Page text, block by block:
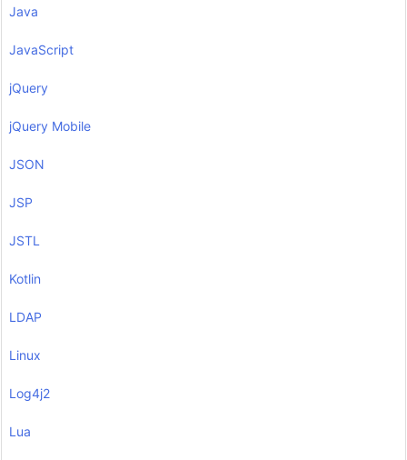
Java
JavaScript
jQuery
jQuery Mobile
JSON
JSP
JSTL
Kotlin
LDAP
Linux
Log4j2
Lua